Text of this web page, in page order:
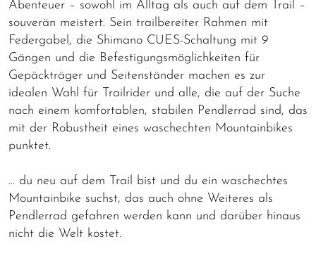
Abenteuer – sowohl im Alltag als auch auf dem Trail –
souverän meistert. Sein trailbereiter Rahmen mit
Federgabel, die Shimano CUES-Schaltung mit 9
Gängen und die Befestigungsmöglichkeiten für
Gepäckträger und Seitenständer machen es zur
idealen Wahl für Trailrider und alle, die auf der Suche
nach einem komfortablen, stabilen Pendlerrad sind, das
mit der Robustheit eines waschechten Mountainbikes
punktet.
… du neu auf dem Trail bist und du ein waschechtes
Mountainbike suchst, das auch ohne Weiteres als
Pendlerrad gefahren werden kann und darüber hinaus
nicht die Welt kostet.